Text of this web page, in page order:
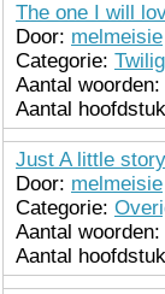
The one I will
Door: melmeisie
Categorie:
Aantal woorden:
Aantal
Just A little
Door: melmeisie
Categorie:
Aantal woorden:
Aantal